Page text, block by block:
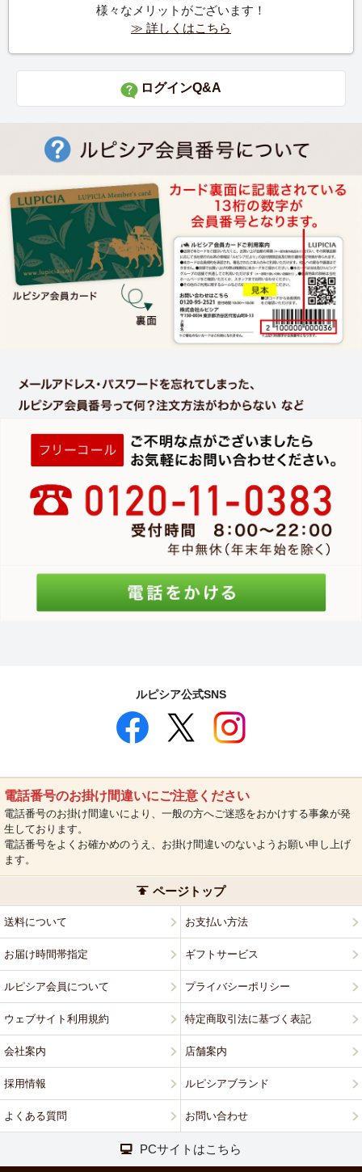
様々なメリットがございます！
≫ 詳しくはこちら
ルピシア公式SNS
電話番号のお掛け間違いにご注意ください
電話番号のお掛け間違いにより、一般の方へご迷惑をおかけする事象が発
生しております。
電話番号をよくお確かめのうえ、お掛け間違いのないようお願い申し上げ
ます。
ページトップ
送料について お支払い方法
お届け時間帯指定 ギフトサービス
ルピシア会員について プライバシーポリシー
ウェブサイト利用規約 特定商取引法に基づく表記
会社案内 店舗案内
採用情報 ルピシアブランド
よくある質問 お問い合わせ
PCサイトはこちら